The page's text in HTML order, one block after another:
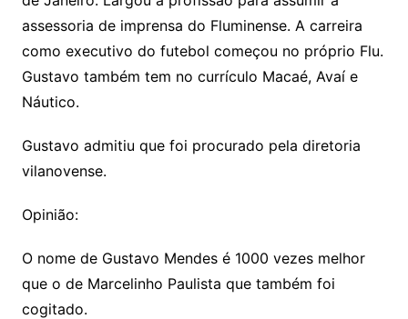
assessoria de imprensa do Fluminense. A carreira
como executivo do futebol começou no próprio Flu.
Gustavo também tem no currículo Macaé, Avaí e
Náutico.
Gustavo admitiu que foi procurado pela diretoria
vilanovense.
Opinião:
O nome de Gustavo Mendes é 1000 vezes melhor
que o de Marcelinho Paulista que também foi
cogitado.